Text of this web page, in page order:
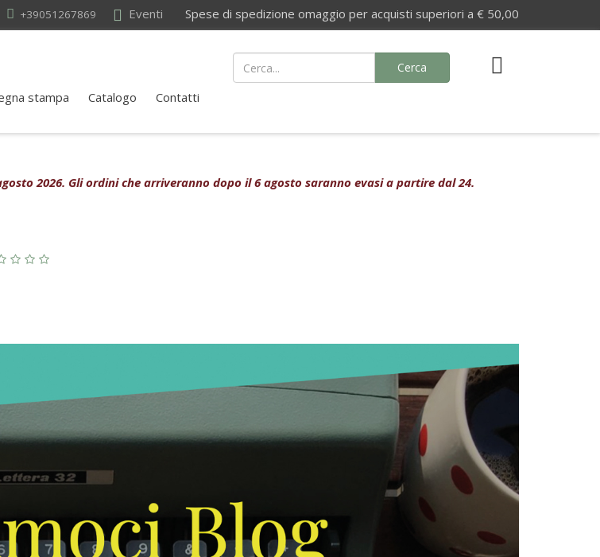
Eventi Spese di spedizione omaggio per acquisti superiori a € 50,00
+39051267869
stampa Catalogo Contatti
Cerca
2026. Gli ordini che arriveranno dopo il 6 agosto saranno evasi a partire dal 24.